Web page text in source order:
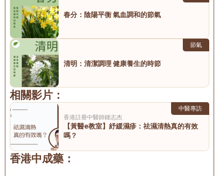
春分：陰陽平衡 氣血調和的節氣
節氣
清明：清潔調理 健康養生的時節
相關影片：
中醫專訪
香港註冊中醫師鍾志杰
【黃醫e教室】紓緩濕疹：祛濕清熱真的有效
嗎？
香港中成藥：